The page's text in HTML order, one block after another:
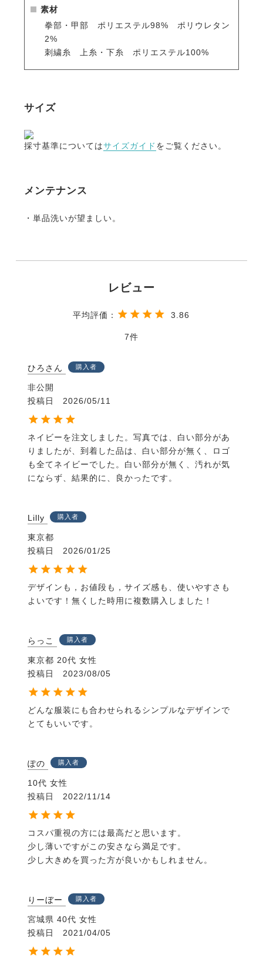
ています。
・お手頃価格で使いやすくオシャレなグローブ。
普段の練習用に使っているコットングローブの代わり
素材
拳部・甲部 ポリエステル98% ポリウレタン
2%
刺繍糸 上糸・下糸 ポリエステル100%
サイズ
採寸基準についてはサイズガイド をご覧ください。
メンテナンス
・単品洗いが望ましい。
3.86
7
ひろさん 購入者
非公開
投稿日
2026/05/11
ネイビーを注文しました。写真では、白い部分があ
りましたが、到着した品は、白い部分が無く、ロゴ
も全てネイビーでした。白い部分が無く、汚れが気
にならず、結果的に、良かったです。
Lilly 購入者
東京都
投稿日
2026/01/25
デザインも，お値段も，サイズ感も、使いやすさも
よいです！無くした時用に複数購入しました！
らっこ 購入者
東京都 20代 女性
投稿日
2023/08/05
どんな服装にも合わせられるシンプルなデザインで
とてもいいです。
ぽの 購入者
10代 女性
投稿日
2022/11/14
コスパ重視の方には最高だと思います。
少し薄いですがこの安さなら満足です。
少し大きめを買った方が良いかもしれません。
りーぼー 購入者
宮城県 40代 女性
投稿日
2021/04/05